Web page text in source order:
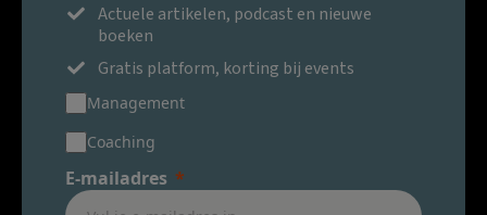
Actuele artikelen, podcast en nieuwe
boeken
Gratis platform, korting bij events
Management
Coaching
E-mailadres